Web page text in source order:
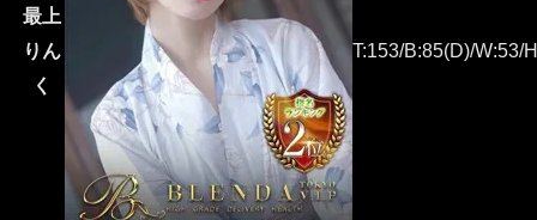
最上
りん
く
T:153/B:85(D)/W:53/